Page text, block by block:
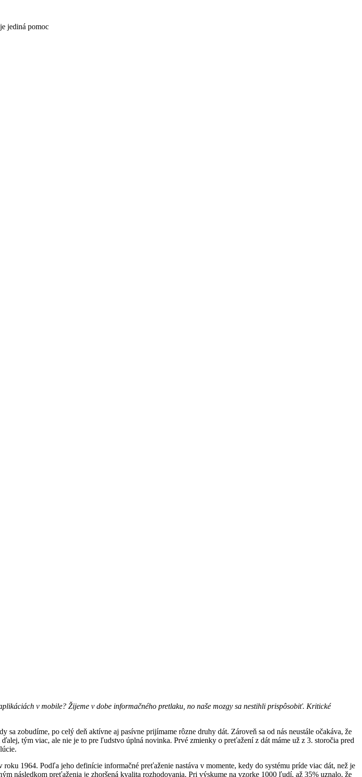
jediná pomoc
v mobile? Žijeme v dobe informačného pretlaku, no naše mozgy sa nestihli prispôsobiť. Kritické
zobudíme, po celý deň aktívne aj pasívne prijímame rôzne druhy dát. Zároveň sa od nás neustále očakáva, že
tým viac, ale nie je to pre ľudstvo úplná novinka. Prvé zmienky o preťažení z dát máme už z 3. storočia pred
1964. Podľa jeho definície informačné preťaženie nastáva v momente, kedy do systému príde viac dát, než je
následkom preťaženia je zhoršená kvalita rozhodovania. Pri výskume na vzorke 1000 ľudí, až 35% uznalo, že